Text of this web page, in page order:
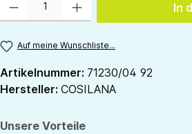
In
Auf meine Wunschliste...
Artikelnummer: 71230/04 92
Hersteller: COSILANA
Unsere Vorteile